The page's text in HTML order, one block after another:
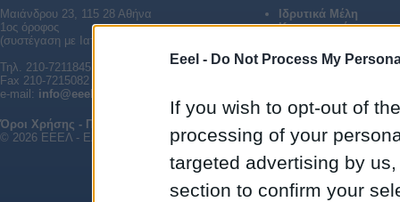
Eeel - Do Not Process My
If you wish to opt-out of
processing of your
targeted advertising by
section to confirm your
Μαιάνδρου 23, 115 28 Αθήνα
1ος όροφος
(συστέγαση με Ιατρική Εταιρεία Αθηνών)
Τηλ. 210-7211845, 210-7243161
Fax 210-7215082
e-mail: info@eeel.gr
Ιδρυτικά Μέλη
Καταστατικό
Παλαιότερα ΔΣ
Όροι Χρήσης - Προστασία Δεδομένων
© 2026 ΕΕΕΛ - Ελληνική Εταιρεία Ελέγχου Λοιμώξεων. All rights reserved.